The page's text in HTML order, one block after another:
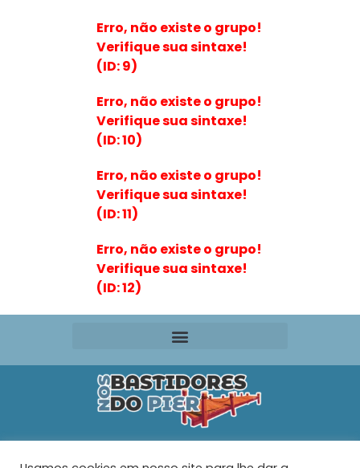
Erro, não existe o grupo!
Verifique sua sintaxe!
(ID: 9)
Erro, não existe o grupo!
Verifique sua sintaxe!
(ID: 10)
Erro, não existe o grupo!
Verifique sua sintaxe!
(ID: 11)
Erro, não existe o grupo!
Verifique sua sintaxe!
(ID: 12)